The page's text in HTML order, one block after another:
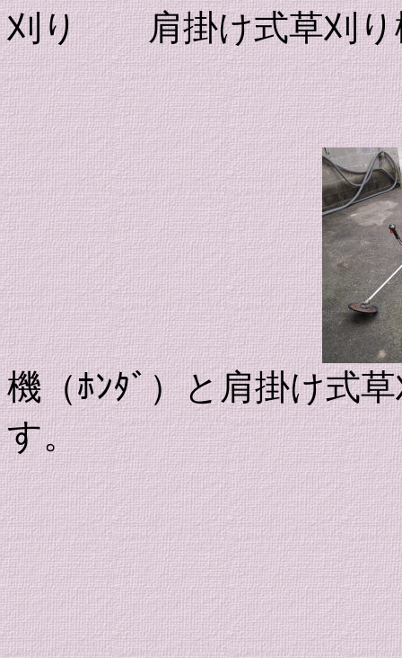
刈り 肩掛け式草刈り
機（ﾎﾝﾀﾞ）と肩掛け式
す。